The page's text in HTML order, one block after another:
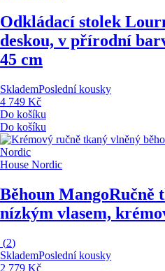
Odkládací stolek
deskou, v přírodní
45 cm
SklademPoslední kousky
4 749 Kč
Do košíku
Do košíku
House Nordic
Běhoun MangoRučně
nízkým vlasem,
(2)
SklademPoslední kousky
2 779 Kč